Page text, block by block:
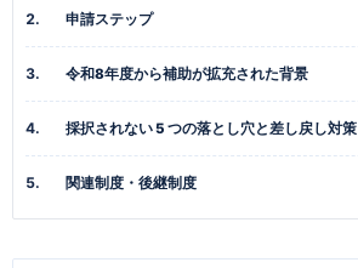
申請ステップ
令和8年度から補助が拡充された背景
採択されない 5 つの落とし穴と差し戻し対策
関連制度・後継制度